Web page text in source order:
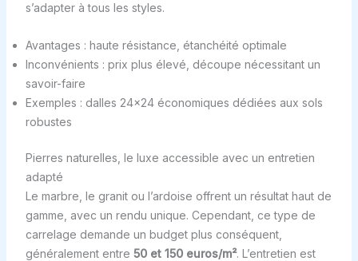
s’adapter à tous les styles.
Avantages : haute résistance, étanchéité optimale
Inconvénients : prix plus élevé, découpe nécessitant un
savoir-faire
Exemples : dalles 24×24 économiques dédiées aux sols
robustes
Pierres naturelles, le luxe accessible avec un entretien
adapté
Le marbre, le granit ou l’ardoise offrent un résultat haut de
gamme, avec un rendu unique. Cependant, ce type de
carrelage demande un budget plus conséquent,
généralement entre 50 et 150 euros/m². L’entretien est